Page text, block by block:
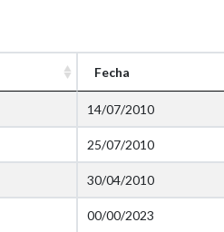
Fecha
14/07/2010
25/07/2010
30/04/2010
00/00/2023